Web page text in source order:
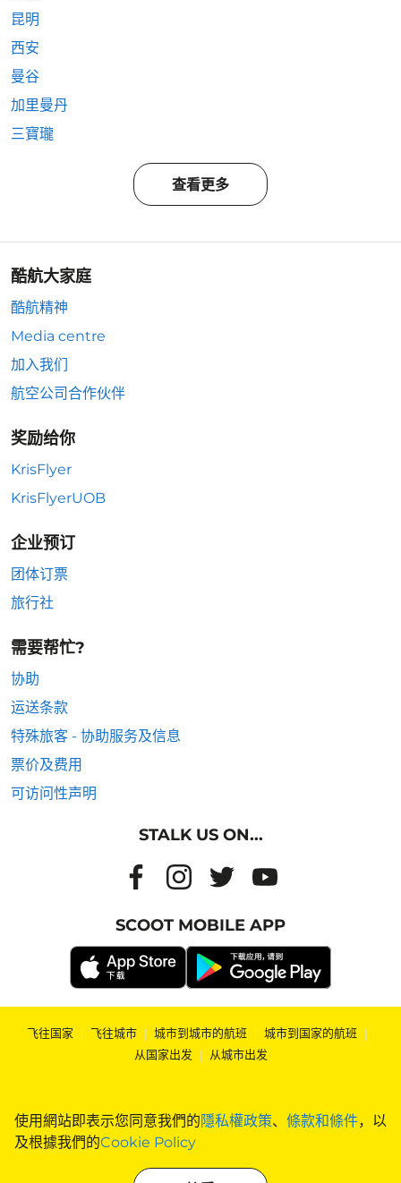
使用網站即表示您同意我們的隱私權政策、 條款和條件，以
及根據我們的Cookie Policy
昆明
西安
曼谷
加里曼丹
三寶瓏
查看更多
酷航大家庭
酷航精神
Media centre
加入我们
航空公司合作伙伴
奖励给你
KrisFlyer
KrisFlyerUOB
企业预订
团体订票
旅行社
需要帮忙?
协助
运送条款
特殊旅客 - 协助服务及信息
票价及费用
可访问性声明
STALK US ON...
SCOOT MOBILE APP
飞往国家 | 飞往城市 | 城市到城市的航班 | 城市到国家的航班 |
从国家出发 | 从城市出发